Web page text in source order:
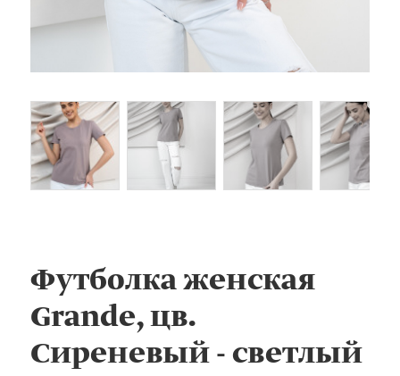
Полотенца
Фартуки, прихватки, рукавицы, грелки
Скатерти
Полотенца
Комплекты постельного белья
Наматрацники
Наматрасники, матрасы и чехлы для
матрасов
Одеяла и подушки
Одежда
Футболка женская
Grande, цв.
Сиреневый - светлый